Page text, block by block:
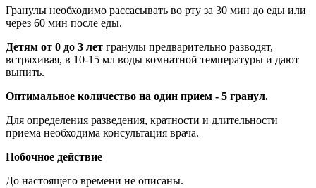
Гранулы необходимо рассасывать во рту за 30 мин до еды или
через 60 мин после еды.
Детям от 0 до 3 лет гранулы предварительно разводят,
встряхивая, в 10-15 мл воды комнатной температуры и дают
выпить.
Оптимальное количество на один прием - 5 гранул.
Для определения разведения, кратности и длительности
приема необходима консультация врача.
Побочное действие
До настоящего времени не описаны.